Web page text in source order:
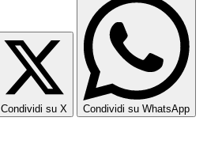
Condividi su X Condividi su WhatsApp